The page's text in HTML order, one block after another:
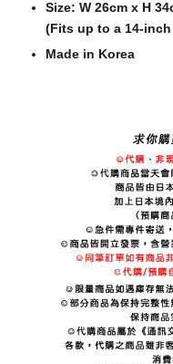
Size: W 26cm x H
(Fits up to a 14-
Made in Korea